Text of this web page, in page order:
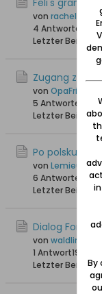
Feli's
von rachel
4 Antworten
Letzter Beitrag
Zugang zu
von OpaFritz
5 Antworten
Letzter Beitrag
Po polsku
von Lemieux
6 Antworten
Letzter Beitrag
Dialog Forum
von waldling
1 Antwort19.538
Letzter Beitrag
By